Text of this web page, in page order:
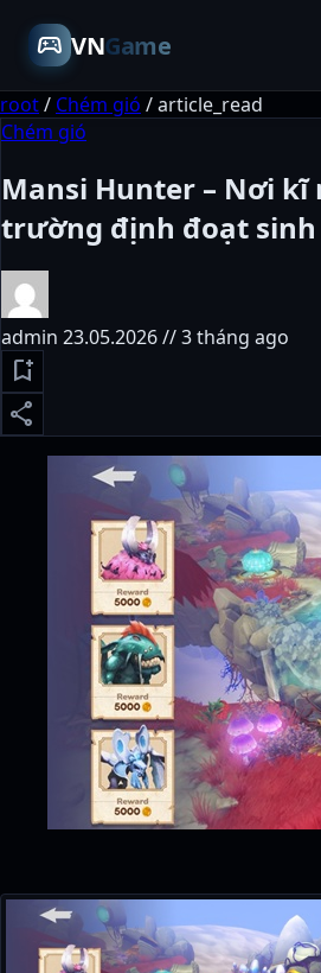
sports_esports VNGame
root/ Chém gió /article_read
Chém gió
Mansi Hunter – Nơi kĩ
trường định đoạt
admin 23.05.2026 // 3 tháng ago
bookmark_add
share